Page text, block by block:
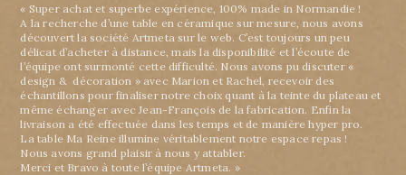
« Super achat et superbe expérience, 100% made in Normandie !
A la recherche d’une table en céramique sur mesure, nous avons
découvert la société Artmeta sur le web. C’est toujours un peu
délicat d’acheter à distance, mais la disponibilité et l’écoute de
l’équipe ont surmonté cette difficulté. Nous avons pu discuter «
design & décoration » avec Marion et Rachel, recevoir des
échantillons pour finaliser notre choix quant à la teinte du plateau et
même échanger avec Jean-François de la fabrication. Enfin la
livraison a été effectuée dans les temps et de manière hyper pro.
La table Ma Reine illumine véritablement notre espace repas !
Nous avons grand plaisir à nous y attabler.
Merci et Bravo à toute l’équipe Artmeta. »